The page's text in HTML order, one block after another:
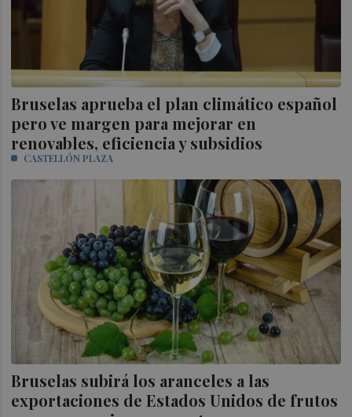
Bruselas aprueba el plan climático español
pero ve margen para mejorar en
renovables, eficiencia y subsidios
CASTELLÓN PLAZA
Bruselas subirá los aranceles a las
exportaciones de Estados Unidos de frutos